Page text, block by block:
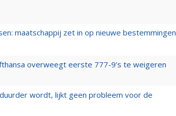
maatschappij zet in op nieuwe bestemmingen
overweegt eerste 777-9’s te weigeren
wordt, lijkt geen probleem voor de